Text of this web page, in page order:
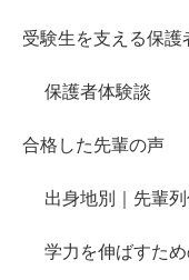
受験生を支える保護
保護者体験談
合格した先輩の声
出身地別｜先輩
学力を伸ばすため